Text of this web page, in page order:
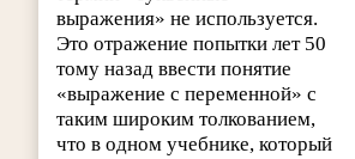
выражения» не используется.
Это отражение попытки лет 50
тому назад ввести понятие
«выражение с переменной» с
таким широким толкованием,
что в одном учебнике, который